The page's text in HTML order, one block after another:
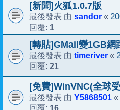
[新聞]火狐1.0.7版
最後發表 由 sandor «
回覆: 1
[轉貼]GMail變1GB網
最後發表 由 timeriver «
回覆: 21
[免費]WinVNC(全球
最後發表 由 Y5868501 «
回覆: 16